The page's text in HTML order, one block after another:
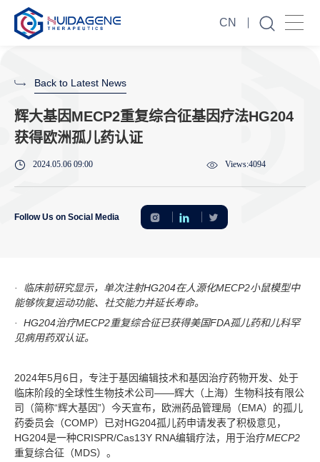
CN
Back to Latest News
辉大基因MECP2重复综合征基因疗法HG204
获得欧洲孤儿药认证
2024.05.06 09:00 Views:4094
Follow Us on Social Media
· 临床前研究显示，单次注射HG204在人源化MECP2小鼠模型中
能够恢复运动功能、社交能力并延长寿命。
· HG204治疗MECP2重复综合征已获得美国FDA孤儿药和儿科罕
见病用药双认证。
2024年5月6日，专注于基因编辑技术和基因治疗药物开发、处于
临床阶段的全球性生物技术公司——辉大（上海）生物科技有限公
司（简称“辉大基因”）今天宣布，欧洲药品管理局（EMA）的孤儿
药委员会（COMP）已对HG204孤儿药申请发表了积极意见，
HG204是一种CRISPR/Cas13Y RNA编辑疗法，用于治疗MECP2
重复综合征（MDS）。